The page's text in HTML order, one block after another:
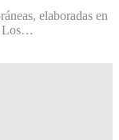
elaboradas en
Los…